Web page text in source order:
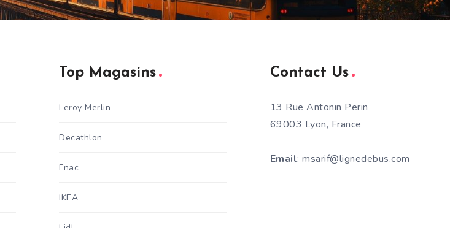
Top Magasins
Leroy Merlin
Decathlon
Fnac
IKEA
Contact Us
13 Rue Antonin Perin
69003 Lyon, France
Email: msarif@lignedebus.com